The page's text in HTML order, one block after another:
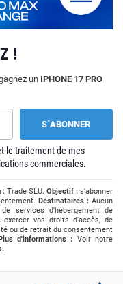
!
un IPHONE 17 PRO
le traitement de mes
commerciales.
Trade SLU. Objectif : s'abonner
Destinataires :Aucun
services d'hébergement de
exercer vos droits d'accès, de
ou de retrait du consentement
d'informations : Voir notre